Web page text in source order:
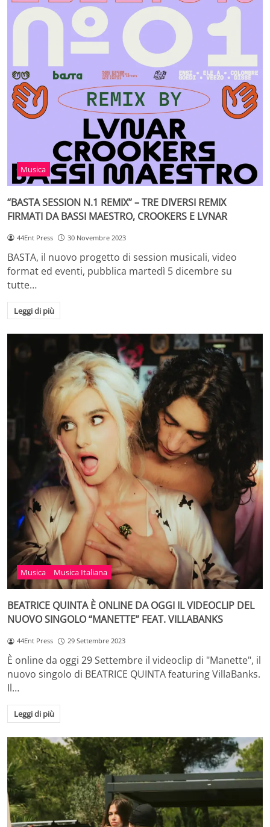
Musica
“BASTA SESSION N.1 REMIX” – TRE DIVERSI REMIX
FIRMATI DA BASSI MAESTRO, CROOKERS E LVNAR
44Ent Press 30 Novembre 2023
BASTA, il nuovo progetto di session musicali, video
format ed eventi, pubblica martedì 5 dicembre su
tutte…
Leggi di più
Musica Musica Italiana
BEATRICE QUINTA È ONLINE DA OGGI IL VIDEOCLIP DEL
NUOVO SINGOLO “MANETTE” FEAT. VILLABANKS
44Ent Press 29 Settembre 2023
È online da oggi 29 Settembre il videoclip di "Manette", il
nuovo singolo di BEATRICE QUINTA featuring VillaBanks.
Il…
Leggi di più